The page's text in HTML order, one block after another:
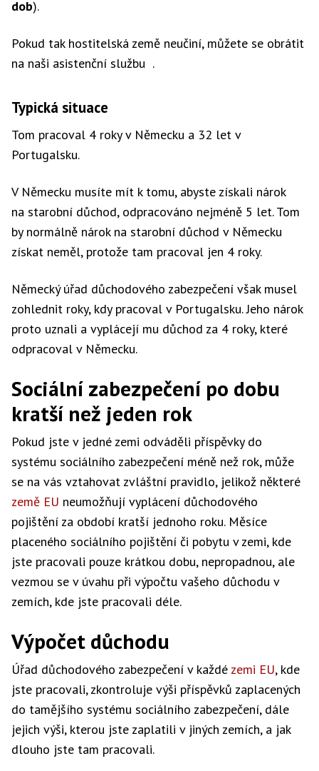
dob).
Pokud tak hostitelská země neučiní, můžete se obrátit
na naši asistenční službu .
Typická situace
Tom pracoval 4 roky v Německu a 32 let v
Portugalsku.
V Německu musíte mít k tomu, abyste získali nárok
na starobní důchod, odpracováno nejméně 5 let. Tom
by normálně nárok na starobní důchod v Německu
získat neměl, protože tam pracoval jen 4 roky.
Německý úřad důchodového zabezpečení však musel
zohlednit roky, kdy pracoval v Portugalsku. Jeho nárok
proto uznali a vyplácejí mu důchod za 4 roky, které
odpracoval v Německu.
Sociální zabezpečení po dobu
kratší než jeden rok
Pokud jste v jedné zemi odváděli příspěvky do
systému sociálního zabezpečení méně než rok, může
se na vás vztahovat zvláštní pravidlo, jelikož některé
země EU neumožňují vyplácení důchodového
pojištění za období kratší jednoho roku. Měsíce
placeného sociálního pojištění či pobytu v zemi, kde
jste pracovali pouze krátkou dobu, nepropadnou, ale
vezmou se v úvahu při výpočtu vašeho důchodu v
zemích, kde jste pracovali déle.
Výpočet důchodu
Úřad důchodového zabezpečení v každé zemi EU, kde
jste pracovali, zkontroluje výši příspěvků zaplacených
do tamějšího systému sociálního zabezpečení, dále
jejich výši, kterou jste zaplatili v jiných zemích, a jak
dlouho jste tam pracovali.